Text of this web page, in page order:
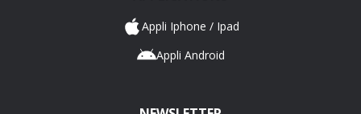
Appli Iphone / Ipad
Appli Android